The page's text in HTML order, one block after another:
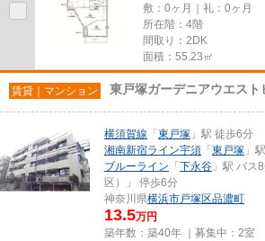
敷：0ヶ月｜礼：0ヶ月
所在階：4階
間取り：2DK
面積：55.23㎡
賃貸｜マンション 東戸塚ガーデニアウエスト
横須賀線 「 東戸塚 」駅 徒歩6分
湘南新宿ライン宇須 「 東戸塚 」
ブルーライン 「 下永谷 」駅 バス
区）」 停歩6分
神奈川県横浜市戸塚区品濃町
13.5万円
築年数：築40年 ｜募集中： 2室